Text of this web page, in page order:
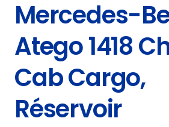
Mercedes-
Atego 1418
Cab Cargo,
Réservoir